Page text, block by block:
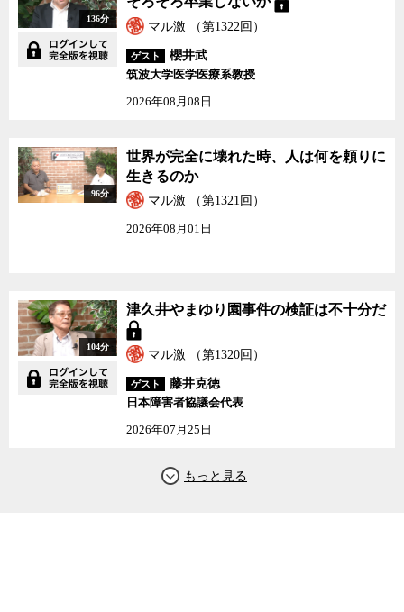
の神保哲生と社会学者の宮台真司が議論した。
136分
マル激 （第1322回）
ゲスト
櫻井武
筑波大学医学医療系教授
2026年08月08日
96分
世界が完全に壊れた時、人は何を頼りに
生きるのか
マル激 （第1321回）
2026年08月01日
104分
津久井やまゆり園事件の検証は不十分だ
マル激 （第1320回）
ゲスト
藤井克徳
日本障害者協議会代表
2026年07月25日